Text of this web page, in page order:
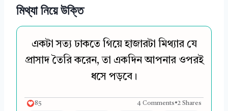
মিথ্যা নিয়ে উক্তি
একটা সত্য ঢাকতে গিয়ে হাজারটা মিথ্যার যে
প্রাসাদ তৈরি করেন, তা একদিন আপনার ওপরই
ধসে পড়বে।
85 4 Comments•2 Shares